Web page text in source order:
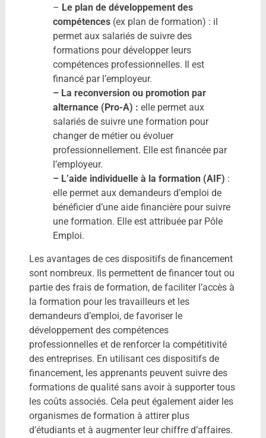
– Le plan de développement des
compétences(ex plan de formation) : il
permet aux salariés de suivre des
formations pour développer leurs
compétences professionnelles. Il est
financé par l’employeur.
– La reconversion ou promotion par
alternance (Pro-A) : elle permet aux
salariés de suivre une formation pour
changer de métier ou évoluer
professionnellement. Elle est financée par
l’employeur.
– L’aide individuelle à la formation (AIF) :
elle permet aux demandeurs d’emploi de
bénéficier d’une aide financière pour suivre
une formation. Elle est attribuée par Pôle
Emploi.
Les avantages de ces dispositifs de financement
sont nombreux. Ils permettent de financer tout ou
partie des frais de formation, de faciliter l’accès à
la formation pour les travailleurs et les
demandeurs d’emploi, de favoriser le
développement des compétences
professionnelles et de renforcer la compétitivité
des entreprises. En utilisant ces dispositifs de
financement, les apprenants peuvent suivre des
formations de qualité sans avoir à supporter tous
les coûts associés. Cela peut également aider les
organismes de formation à attirer plus
d’étudiants et à augmenter leur chiffre d’affaires.